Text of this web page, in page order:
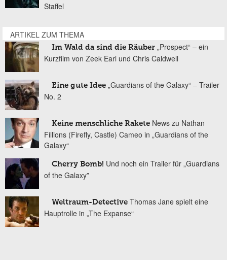
Staffel
ARTIKEL ZUM THEMA
Im Wald da sind die Räuber „Prospect“ – ein
Kurzfilm von Zeek Earl und Chris Caldwell
Eine gute Idee „Guardians of the Galaxy“ – Trailer
No. 2
Keine menschliche Rakete News zu Nathan
Fillions (Firefly, Castle) Cameo in „Guardians of the
Galaxy“
Cherry Bomb! Und noch ein Trailer für „Guardians
of the Galaxy”
Weltraum-Detective Thomas Jane spielt eine
Hauptrolle in „The Expanse“